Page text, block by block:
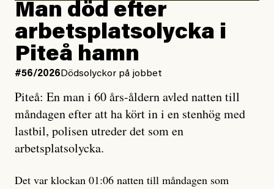
Jag lärde mig renovera
enligt uråldrig metod
och lade min sista ungdom
på att laga en gammal bod.
Jag sökte ljuset och meningen,
efter det som var rent, rätt och sant,
och aldrig såg jag det klarare än
när jag ombord på bussen hjälpte en tant.
Man död efter
arbetsplatsolycka i
Piteå hamn
#56/2026 Dödsolyckor på jobbet
Piteå: En man i 60 års-åldern avled natten till
måndagen efter att ha kört in i en stenhög med
lastbil, polisen utreder det som en
arbetsplatsolycka.
Det var klockan 01:06 natten till måndagen som